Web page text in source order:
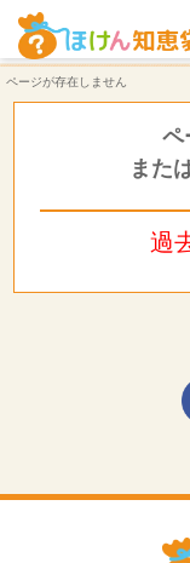
ページが存在しません | ほけん知恵袋
ページが存在しません
ペ
また
過